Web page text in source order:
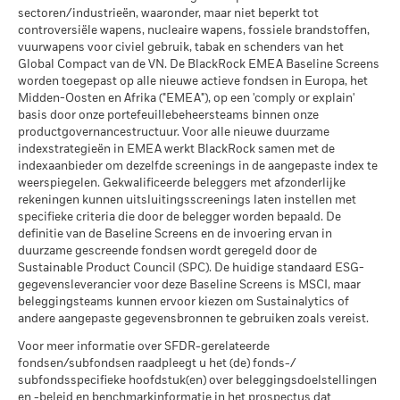
andere valuta dan die gebruikt in de berekening van de
prestaties in het verleden. Bron: Blackrock
extreme marktomstandigheden.
MSCI ESG % Dekking
per 17/jul/2026
MSCI ESG-kwaliteitsscore –
Percentiel peer
per 17/jul/2026
Fondsen in peergroup
per 17/jul/2026
MSCI Gewogen Gemiddelde
Koolstofintensiteit % Dekking
per 17/jul/2026
56,61
Alle data komen van MSCI ESG Fund Ratings per
17/jul/2026, op basis van posities per 28/feb/2026. De
duurzaamheidskenmerken van het fonds kunnen bijgevolg
van tijd tot tijd verschillen van de MSCI ESG Fund Ratings.
Om in MSCI ESG Fund Ratings te worden opgenomen, moet
65% (of 50% voor obligatiefondsen en geldmarktfondsen)
van de brutoweging van het fonds komen van effecten die
door MSCI ESG Research zijn geanalyseerd (bepaalde
MSCI – Oliezand
per -
Betrokkenheid van
bedrijfsleven Dekking
per -
Percentage niet-gedekt
Fonds
per -
-
De blootstellingen van BlackRock inzake betrokkenheid van
het bedrijfsleven, zoals hierboven weergegeven voor
Ketelkool en Oliezand, worden berekend en gerapporteerd
voor bedrijven die meer dan 5% van hun inkomsten
genereren uit ketelkool of oliezand zoals bepaald door MSCI
inkomsten genereren uit ketelkool of oliezand (met een
inkomstendrempel van 0%), zoals bepaald door MSCI ESG
Research, geldt het volgende: voor ketelkool -% en voor
sectoren/industrieën, waaronder, maar niet beperkt tot
controversiële wapens, nucleaire wapens, fossiele brandstoffen,
vuurwapens voor civiel gebruik, tabak en schenders van het
Global Compact van de VN. De BlackRock EMEA Baseline Screens
worden toegepast op alle nieuwe actieve fondsen in Europa, het
Midden-Oosten en Afrika ("EMEA"), op een 'comply or explain'
basis door onze portefeuillebeheersteams binnen onze
productgovernancestructuur. Voor alle nieuwe duurzame
indexstrategieën in EMEA werkt BlackRock samen met de
indexaanbieder om dezelfde screenings in de aangepaste index te
weerspiegelen. Gekwalificeerde beleggers met afzonderlijke
rekeningen kunnen uitsluitingsscreenings laten instellen met
specifieke criteria die door de belegger worden bepaald. De
definitie van de Baseline Screens en de invoering ervan in
duurzame gescreende fondsen wordt geregeld door de
Sustainable Product Council (SPC). De huidige standaard ESG-
gegevensleverancier voor deze Baseline Screens is MSCI, maar
beleggingsteams kunnen ervoor kiezen om Sustainalytics of
andere aangepaste gegevensbronnen te gebruiken zoals vereist.
Voor meer informatie over SFDR-gerelateerde
fondsen/subfondsen raadpleegt u het (de) fonds-/
subfondsspecifieke hoofdstuk(en) over beleggingsdoelstellingen